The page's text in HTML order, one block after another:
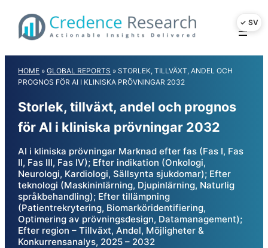
content
HOME »GLOBAL REPORTS »STORLEK, TILLVÄXT, ANDEL OCH
PROGNOS FÖR AI I KLINISKA PRÖVNINGAR 2032
Storlek, tillväxt, andel och prognos
för AI i kliniska prövningar 2032
AI i kliniska prövningar Marknad efter fas (Fas I, Fas
II, Fas III, Fas IV); Efter indikation (Onkologi,
Neurologi, Kardiologi, Sällsynta sjukdomar); Efter
teknologi (Maskininlärning, Djupinlärning, Naturlig
språkbehandling); Efter tillämpning
(Patientrekrytering, Biomarköridentifiering,
Optimering av prövningsdesign, Datamanagement);
Efter region – Tillväxt, Andel, Möjligheter &
Konkurrensanalys, 2025 – 2032